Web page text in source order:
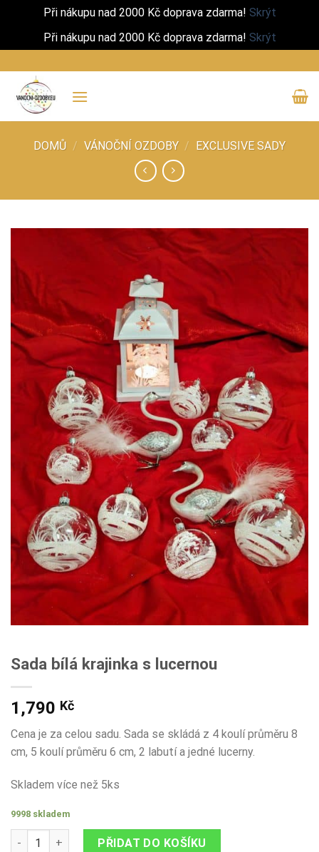
Při nákupu nad 2000 Kč doprava zdarma! Skrýt
Při nákupu nad 2000 Kč doprava zdarma! Skrýt
na
obsah
DOMŮ / VÁNOČNÍ OZDOBY / EXCLUSIVE SADY
Sada bílá krajinka s lucernou
1,790 Kč
Cena je za celou sadu. Sada se skládá z 4 koulí průměru 8
cm, 5 koulí průměru 6 cm, 2 labutí a jedné lucerny.
Skladem více než 5ks
9998 skladem
Sada bílá krajinka s lucernou množství
PŘIDAT DO KOŠÍKU